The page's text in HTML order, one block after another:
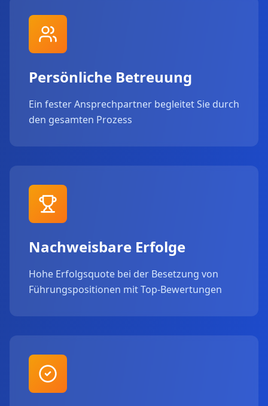
Persönliche Betreuung
Ein fester Ansprechpartner begleitet Sie durch
den gesamten Prozess
Nachweisbare Erfolge
Hohe Erfolgsquote bei der Besetzung von
Führungspositionen mit Top-Bewertungen